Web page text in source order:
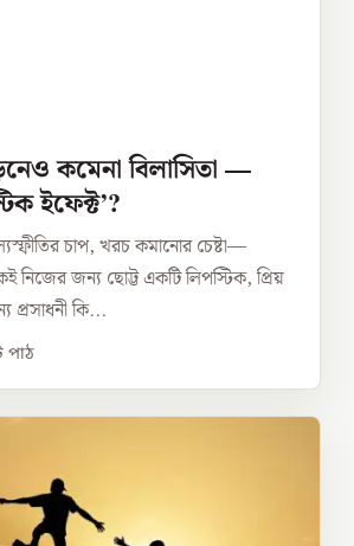
কমেনা বিলাসিতা —
ইফেক্ট’?
চাপ, খরচ কমানোর চেষ্টা—
নিজের জন্য ছোট্ট একটি লিপস্টিক, প্রিয়
প্রসাধনী কি...
পাঠ